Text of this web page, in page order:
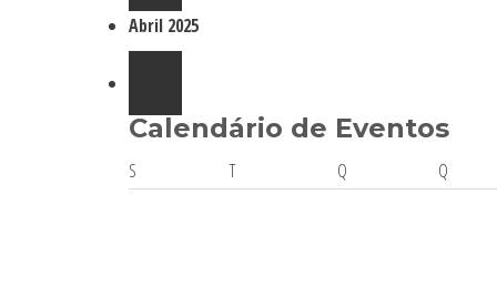
Abril 2025
Calendário de Eventos
S TTerça-
Q Q